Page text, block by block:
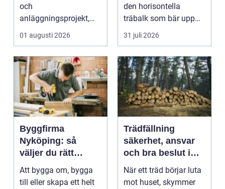
och
anläggningsprojekt,
med ansvar för att
arbetsm...
01 augusti 2026
den horisontella
träbalk som bär upp
väggarna mot pla...
31 juli 2026
Byggfirma
Nyköping: så
väljer du rätt
partner för ditt
projekt
Att bygga om, bygga
till eller skapa ett helt
Trädfällning
säkerhet, ansvar
och bra beslut i
trädgården
När ett träd börjar luta
mot huset, skymmer